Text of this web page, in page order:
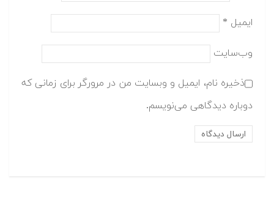
ایمیل *
وب‌سایت
ذخیره نام، ایمیل و وبسایت من در مرورگر برای زمانی که
دوباره دیدگاهی می‌نویسم.